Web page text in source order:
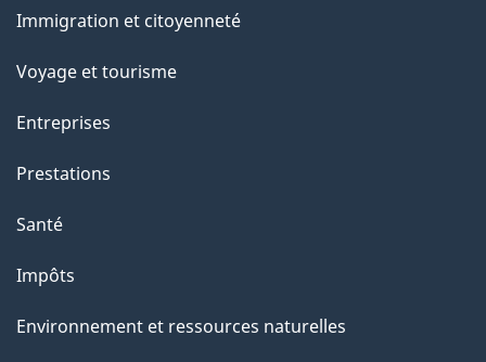
sujets
Immigration et citoyenneté
Voyage et tourisme
Entreprises
Prestations
Santé
Impôts
Environnement et ressources naturelles